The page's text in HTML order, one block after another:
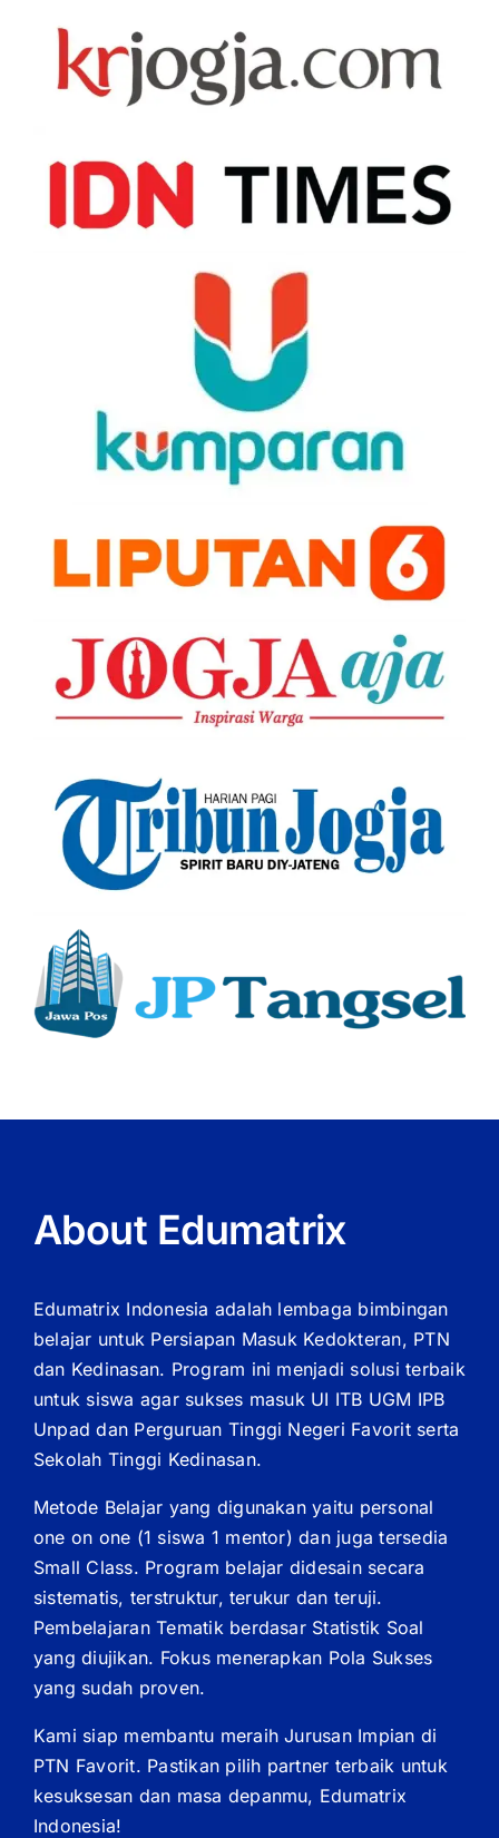
About Edumatrix
Edumatrix Indonesia adalah lembaga bimbingan
belajar untuk Persiapan Masuk Kedokteran, PTN
dan Kedinasan. Program ini menjadi solusi terbaik
untuk siswa agar sukses masuk UI ITB UGM IPB
Unpad dan Perguruan Tinggi Negeri Favorit serta
Sekolah Tinggi Kedinasan.
Metode Belajar yang digunakan yaitu personal
one on one (1 siswa 1 mentor) dan juga tersedia
Small Class. Program belajar didesain secara
sistematis, terstruktur, terukur dan teruji.
Pembelajaran Tematik berdasar Statistik Soal
yang diujikan. Fokus menerapkan Pola Sukses
yang sudah proven.
Kami siap membantu meraih Jurusan Impian di
PTN Favorit. Pastikan pilih partner terbaik untuk
kesuksesan dan masa depanmu, Edumatrix
Indonesia!